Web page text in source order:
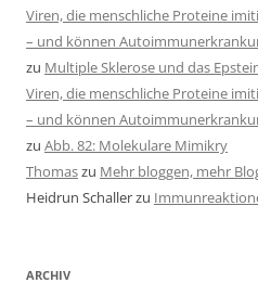
Viren, die menschliche Proteine
– und können
zu Multiple Sklerose und das
Viren, die menschliche Proteine
– und können
zu Abb. 82: Molekulare Mimikry
Thomaszu Mehr bloggen, mehr
Heidrun Schallerzu
ARCHIV